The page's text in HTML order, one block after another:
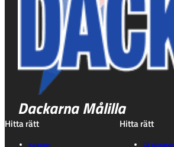
Dackarna Målilla
Hitta rätt
Kalender
Hitta rätt
Gå på match